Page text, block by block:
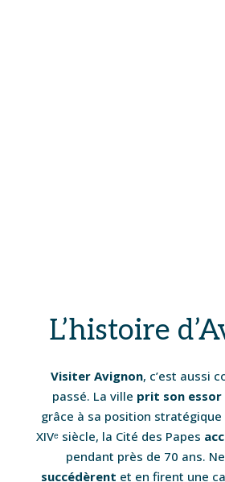
L’histoire
Visiter Avignon, c’est aussi
passé. La ville prit son essor
grâce à sa position stratégique
XIVᵉ siècle, la Cité des Papes
pendant près de 70 ans.
succédèrent et en firent une